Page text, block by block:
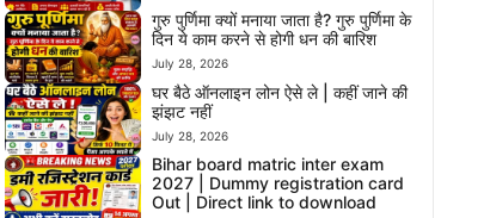
गुरु पुर्णिमा क्यों मनाया जाता है? गुरु पुर्णिमा के
दिन ये काम करने से होगी धन की बारिश
July 28, 2026
घर बैठे ऑनलाइन लोन ऐसे ले | कहीं जाने की
झंझट नहीं
July 28, 2026
Bihar board matric inter exam
2027 | Dummy registration card
Out | Direct link to download